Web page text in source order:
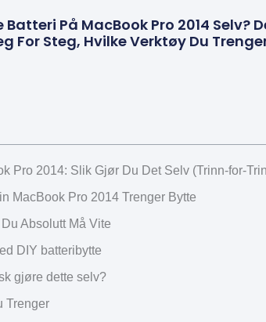
Batteri På MacBook Pro 2014
For Steg, Hvilke Verktøy Du
Pro 2014: Slik Gjør Du Det Selv (Trinn-for-
MacBook Pro 2014 Trenger Bytte
Absolutt Må Vite
DIY batteribytte
gjøre dette selv?
Trenger